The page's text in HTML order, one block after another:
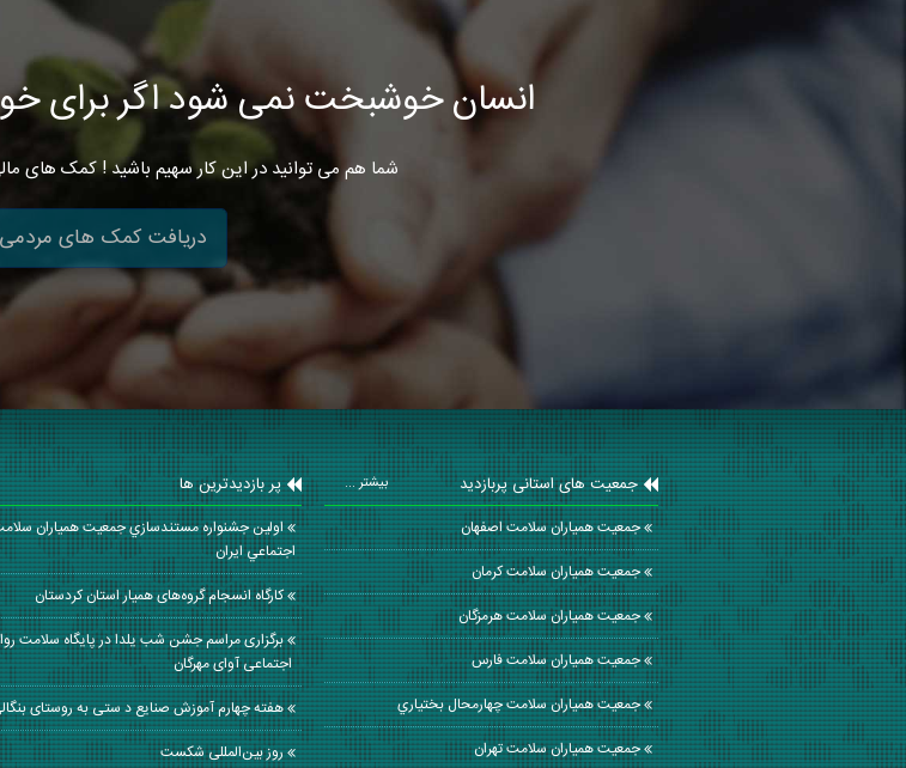
انسان خوشبخت نمی شود اگر برای
شما هم می توانید در این کار سهیم باشید ! کمک های
دریافت کمک های مردمی
جمعیت های استانی پربازدید بیشتر ...
جمعیت همیاران سلامت اصفهان
جمعیت همیاران سلامت كرمان
جمعیت همیاران سلامت هرمزگان
جمعیت همیاران سلامت فارس
جمعیت همیاران سلامت چهارمحال بختياري
جمعیت همیاران سلامت تهران
پر بازدیدترین ها
اولين جشنواره مستندسازي جمعيت همياران
اجتماعي ايران
کارگاه انسجام گروه‌های همیار استان کردستان
برگزاری مراسم جشن شب یلدا در پایگاه سلامت
اجتماعی آوای مهرگان
هفته چهارم آموزش صنایع د ستی به روستای
روز بین‌المللی شکست